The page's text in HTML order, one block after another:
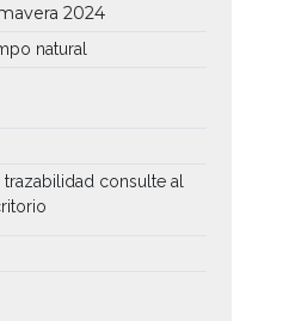
2024
natural
trazabilidad consulte al